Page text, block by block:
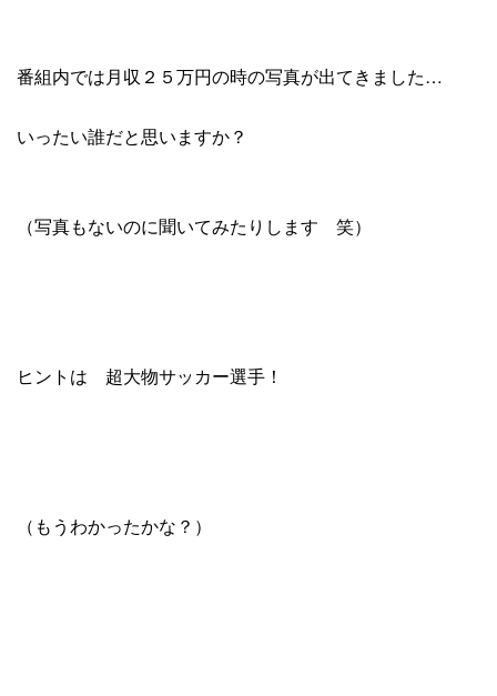
番組内では月収２５万円の時の写真が出てきました…
いったい誰だと思いますか？
（写真もないのに聞いてみたりします 笑）
ヒントは 超大物サッカー選手！
（もうわかったかな？）